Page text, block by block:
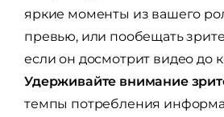
яркие моменты из вашего
превью, или пообещать
если он досмотрит видео до
Удерживайте внимание
темпы потребления